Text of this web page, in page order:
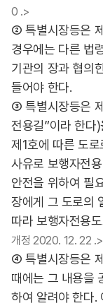
0 .>
② 특별시장등은
경우에는 다른 법
기관의 장과 협의
들어야 한다.
③ 특별시장등은
전용길”이라 한다)
제1호에 따른 도
사유로 보행자전
안전을 위하여 필
장에게 그 도로의
따라 보행자전용
개정 2020. 12. 22 .>
④ 특별시장등은
때에는 그 내용을
하여 알려야 한다.